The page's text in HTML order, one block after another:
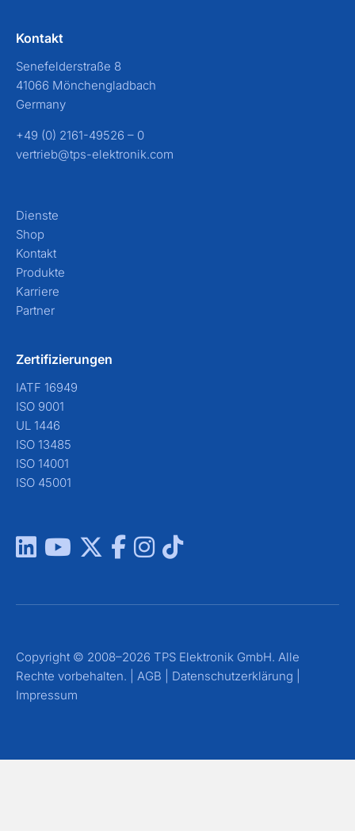
Kontakt
Senefelderstraße 8
41066 Mönchengladbach
Germany
+49 (0) 2161-49526 – 0
vertrieb@tps-elektronik.com
Dienste
Shop
Kontakt
Produkte
Karriere
Partner
Zertifizierungen
IATF 16949
ISO 9001
UL 1446
ISO 13485
ISO 14001
ISO 45001
Copyright © 2008–2026 TPS Elektronik GmbH. Alle
Rechte vorbehalten. | AGB Datenschutzerklärung
Impressum